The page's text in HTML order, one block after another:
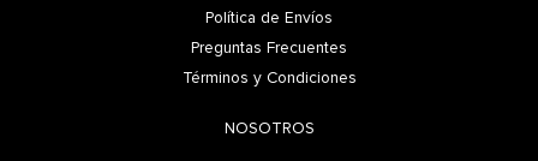
Política de Envíos
Preguntas Frecuentes
Términos y Condiciones
NOSOTROS